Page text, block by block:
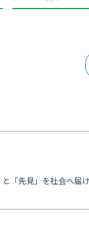
「先見」を社会へ届